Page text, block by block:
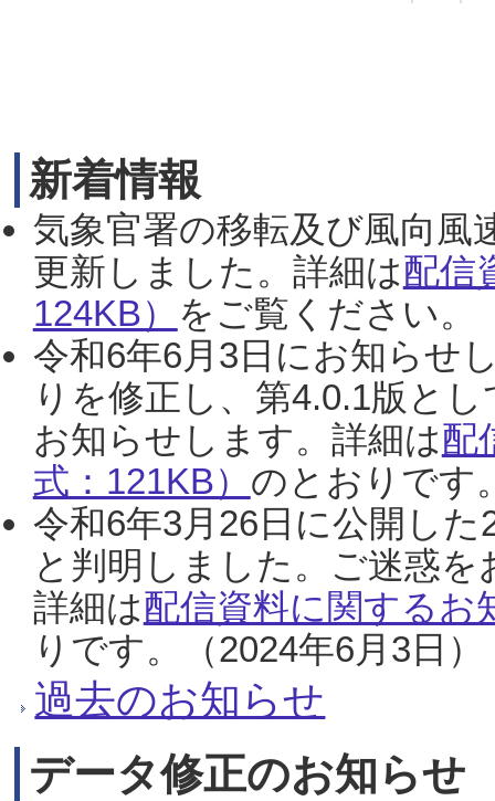
新着情報
気象官署の移転及び風向風
更新しました。詳細は配信
124KB） をご覧ください。
令和6年6月3日にお知らせ
りを修正し、第4.0.1版と
お知らせします。詳細は配
式：121KB） のとおりです
令和6年3月26日に公開し
と判明しました。ご迷惑
詳細は配信資料に関するお
りです。（2024年6月3日）
過去のお知らせ
データ修正のお知らせ